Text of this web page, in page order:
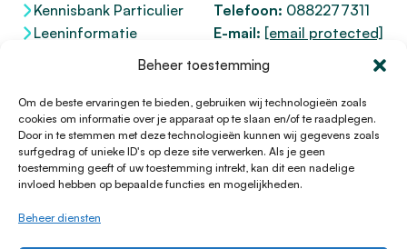
Beheer toestemming
Om de beste ervaringen te bieden, gebruiken wij technologieën zoals
cookies om informatie over je apparaat op te slaan en/of te raadplegen.
Door in te stemmen met deze technologieën kunnen wij gegevens zoals
surfgedrag of unieke ID's op deze site verwerken. Als je geen
toestemming geeft of uw toestemming intrekt, kan dit een nadelige
invloed hebben op bepaalde functies en mogelijkheden.
Beheer diensten
Kennisbank Particulier
Leeninformatie
Telefoon: 0882277311
E-mail: [email protected]
KvK 76100200
12047091
Kifid 300.017942
© 1996 - 2026 Lening.nl
Privacy Policy